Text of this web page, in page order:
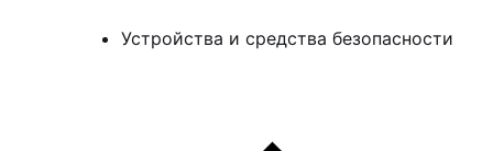
Устройства и средства безопасности